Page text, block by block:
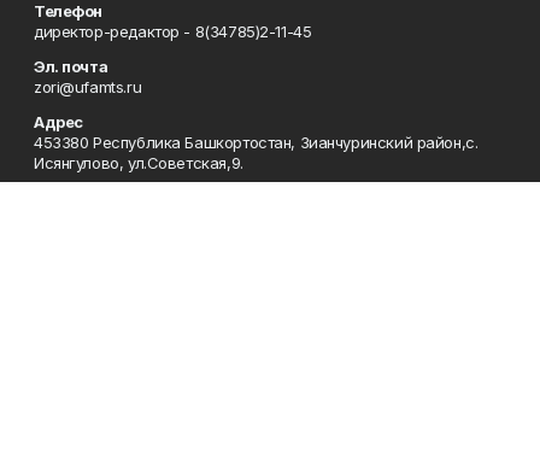
Телефон
директор-редактор - 8(34785)2-11-45
Эл. почта
zori@ufamts.ru
Адрес
453380 Республика Башкортостан, Зианчуринский район,с.
Исянгулово, ул.Советская,9.